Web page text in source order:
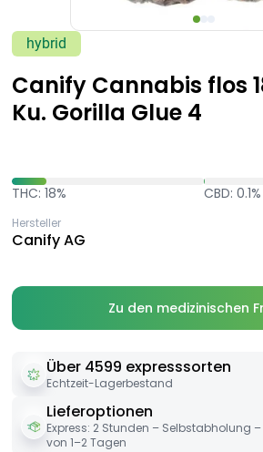
hybrid
Canify Cannabis flos
Ku. Gorilla Glue 4
THC: 18% CBD: 0.1%
Hersteller
Canify AG
Zu den medizinischen
Über 4599 expresssorten
Echtzeit-Lagerbestand
Lieferoptionen
Express: 2 Stunden – Selbstabholung
von 1–2 Tagen